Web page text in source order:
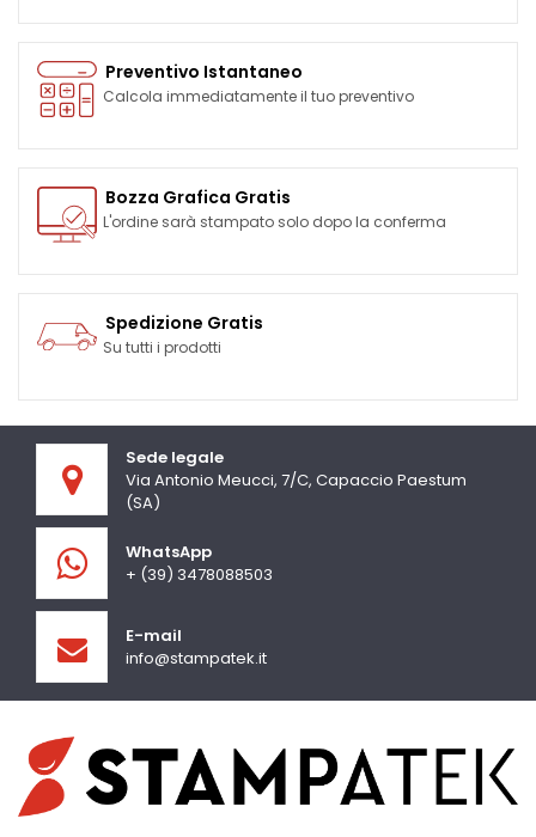
Preventivo Istantaneo
Calcola immediatamente il tuo preventivo
Bozza Grafica Gratis
L'ordine sarà stampato solo dopo la conferma
Spedizione Gratis
Su tutti i prodotti
Sede legale
Via Antonio Meucci, 7/C, Capaccio Paestum
(SA)
WhatsApp
+ (39) 3478088503
E-mail
info@stampatek.it